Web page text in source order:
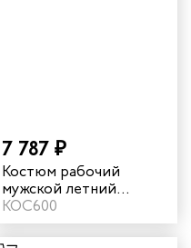
7 787 ₽
Костюм рабочий
мужской летний
"Памир" цвет серый/
черный/красный
КОС600